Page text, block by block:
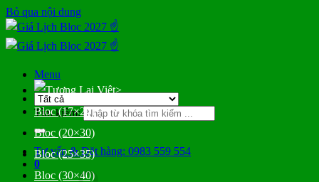
Bỏ qua nội dung
Menu
Tìm kiếm:
Tư vấn & Đặt hàng: 0983 559 554
0
>
Bloc (17×24)
Bloc (20×30)
Bloc (25×35)
Bloc (30×40)